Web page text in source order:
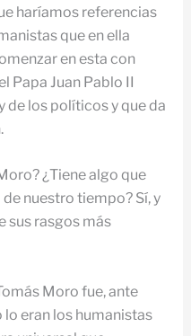
haríamos referencias
que en ella
en esta con
Papa Juan Pablo II
de los políticos y que da
¿Tiene algo que
nuestro tiempo? Sí, y
sus rasgos más
Moro fue, ante
eran los humanistas